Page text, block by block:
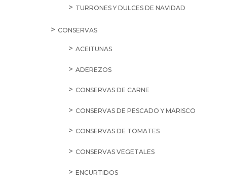
TURRONES Y DULCES DE NAVIDAD
CONSERVAS
ACEITUNAS
ADEREZOS
CONSERVAS DE CARNE
CONSERVAS DE PESCADO Y MARISCO
CONSERVAS DE TOMATES
CONSERVAS VEGETALES
ENCURTIDOS